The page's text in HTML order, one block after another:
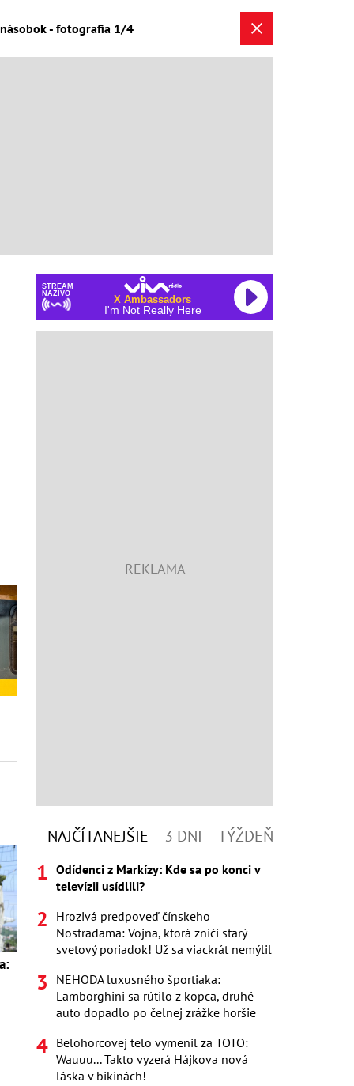
- fotografia 1/4
STREAM
NAŽIVO
X Ambassadors
I'm Not Really Here
NAJČÍTANEJŠIE 3 DNI TÝŽDEŇ
Odídenci z Markízy: Kde sa po konci v
televízii usídlili?
Hrozivá predpoveď čínskeho
Nostradama: Vojna, ktorá zničí starý
svetový poriadok! Už sa viackrát nemýlil
NEHODA luxusného športiaka:
Lamborghini sa rútilo z kopca, druhé
auto dopadlo po čelnej zrážke horšie
Belohorcovej telo vymenil za TOTO:
Wauuu... Takto vyzerá Hájkova nová
láska v bikinách!